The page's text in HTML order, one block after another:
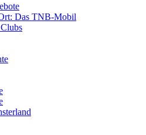
Das TNB-Mobil